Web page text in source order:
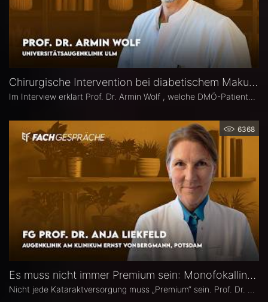
Chirurgische Intervention bei diabetischem Makulaödem – Prof. Dr. Armin Wolf
6368
Es muss nicht immer Premium sein: Monofokallinsen – Prof. Dr. Anja Liekfeld